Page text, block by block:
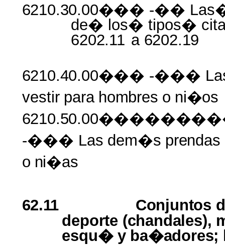
6210.30.00��� -��
de� los� tipos�
6202.11 a 6202.19
6210.40.00��� -���
vestir para hombres o ni�os
-��� Las dem�s prendas
o ni�as
62.11 Conjuntos
deporte (chandales),
esqu� y ba�adores;